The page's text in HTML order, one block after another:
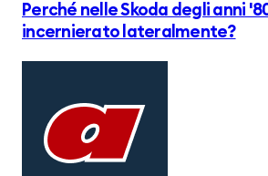
Perché nelle Skoda degli anni
incernierato lateralmente?